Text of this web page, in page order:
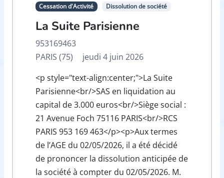
Cessation d'Activité Dissolution de société
La Suite Parisienne
953169463
PARIS (75)
jeudi 4 juin 2026
<p style="text-align:center;">La Suite
Parisienne<br/>SAS en liquidation au
capital de 3.000 euros<br/>Siège social :
21 Avenue Foch 75116 PARIS<br/>RCS
PARIS 953 169 463</p><p>Aux termes
de l’AGE du 02/05/2026, il a été décidé
de prononcer la dissolution anticipée de
la société à compter du 02/05/2026. M.